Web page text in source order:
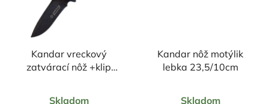
Kandar vreckový
zatvárací nôž +klip
Skladom
Kandar nôž motýlik
lebka 23,5/10cm
Skladom